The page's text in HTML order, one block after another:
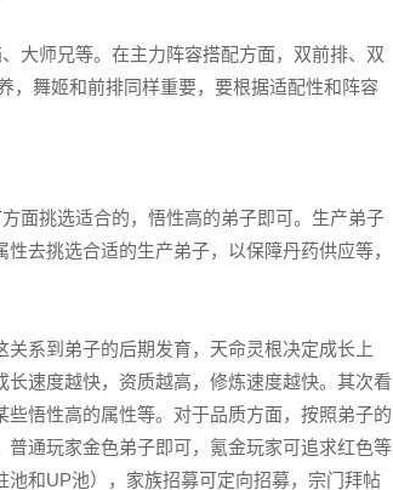
大师兄等。在主力阵容搭配方面，双前排、双
，舞姬和前排同样重要，要根据适配性和阵容
面挑选适合的，悟性高的弟子即可。生产弟子
去挑选合适的生产弟子，以保障丹药供应等，
系到弟子的后期发育，天命灵根决定成长上
速度越快，资质越高，修炼速度越快。其次看
悟性高的属性等。对于品质方面，按照弟子的
通玩家金色弟子即可，氪金玩家可追求红色等
和UP池），家族招募可定向招募，宗门拜帖